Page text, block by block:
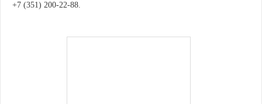
+7 (351) 200-22-88.